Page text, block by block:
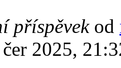
příspěvek od
2025,